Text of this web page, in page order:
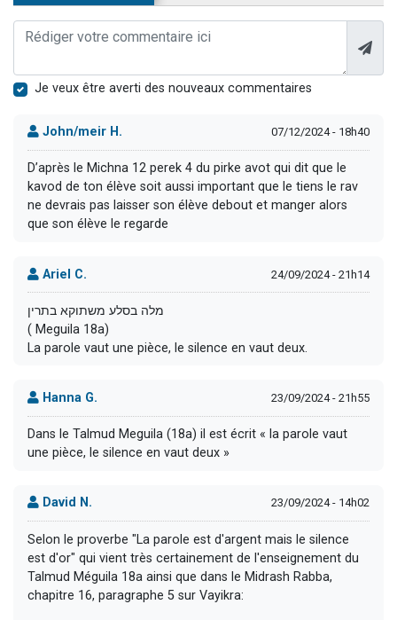
Je veux être averti des nouveaux commentaires
John/meir H. 07/12/2024 - 18h40
D’après le Michna 12 perek 4 du pirke avot qui dit que le
kavod de ton élève soit aussi important que le tiens le rav
ne devrais pas laisser son élève debout et manger alors
que son élève le regarde
Ariel C. 24/09/2024 - 21h14
מלה בסלע משתוקא בתרין
( Meguila 18a)
La parole vaut une pièce, le silence en vaut deux.
Hanna G. 23/09/2024 - 21h55
Dans le Talmud Meguila (18a) il est écrit « la parole vaut
une pièce, le silence en vaut deux »
David N. 23/09/2024 - 14h02
Selon le proverbe "La parole est d'argent mais le silence
est d'or" qui vient très certainement de l'enseignement du
Talmud Méguila 18a ainsi que dans le Midrash Rabba,
chapitre 16, paragraphe 5 sur Vayikra: